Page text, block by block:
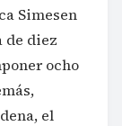
Simesen
de diez
ocho
el